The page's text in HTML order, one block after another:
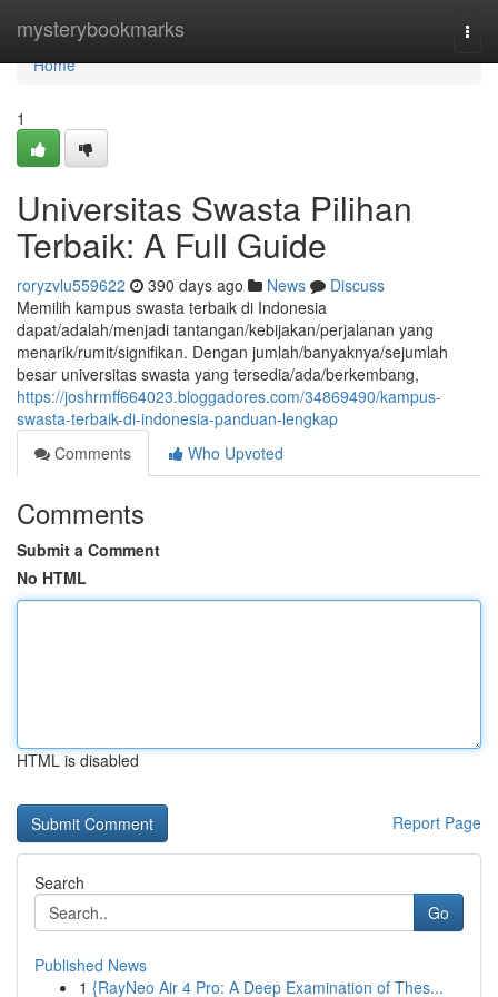
mysterybookmarks
Home
Home
1
Universitas Swasta Pilihan
Terbaik: A Full Guide
roryzvlu559622 390 days ago News
Discuss
Memilih kampus swasta terbaik di Indonesia
dapat/adalah/menjadi tantangan/kebijakan/perjalanan yang
menarik/rumit/signifikan. Dengan jumlah/banyaknya/sejumlah
besar universitas swasta yang tersedia/ada/berkembang,
https://joshrmff664023.bloggadores.com/34869490/kampus-
swasta-terbaik-di-indonesia-panduan-lengkap
Comments
Who Upvoted
Comments
Submit a Comment
No HTML
HTML is disabled
Report Page
Search
Go
Published News
1 {RayNeo Air 4 Pro: A Deep Examination of Thes...